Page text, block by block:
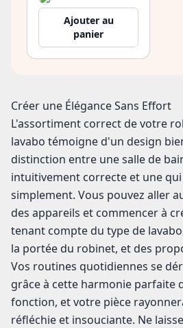
Ajouter au
panier
Créer une Élégance Sans Effort
L'assortiment correct de votre
lavabo témoigne d'un design
distinction entre une salle de
intuitivement correcte et une
simplement. Vous pouvez aller
des appareils et commencer à
tenant compte du type de
la portée du robinet, et des
Vos routines quotidiennes se
grâce à cette harmonie parfaite
fonction, et votre pièce
réfléchie et insouciante. Ne